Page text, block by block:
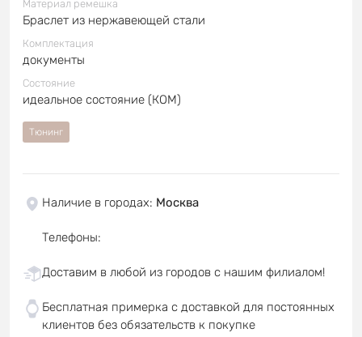
Материал ремешка
Браслет из нержавеющей стали
Комплектация
документы
Состояние
идеальное состояние (КОМ)
Тюнинг
Наличие в городах: Москва
Телефоны:
Доставим в любой из городов с нашим филиалом!
Бесплатная примерка с доставкой для постоянных
клиентов без обязательств к покупке